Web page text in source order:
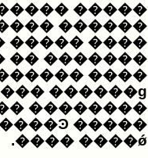
���
������
������� ��
����
������ɡ
��������
�����
���� ����ǿ
.